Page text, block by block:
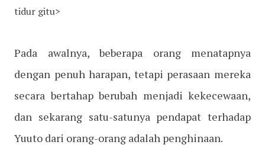
tidur gitu>
Pada awalnya, beberapa orang menatapnya
dengan penuh harapan, tetapi perasaan mereka
secara bertahap berubah menjadi kekecewaan,
dan sekarang satu-satunya pendapat terhadap
Yuuto dari orang-orang adalah penghinaan.